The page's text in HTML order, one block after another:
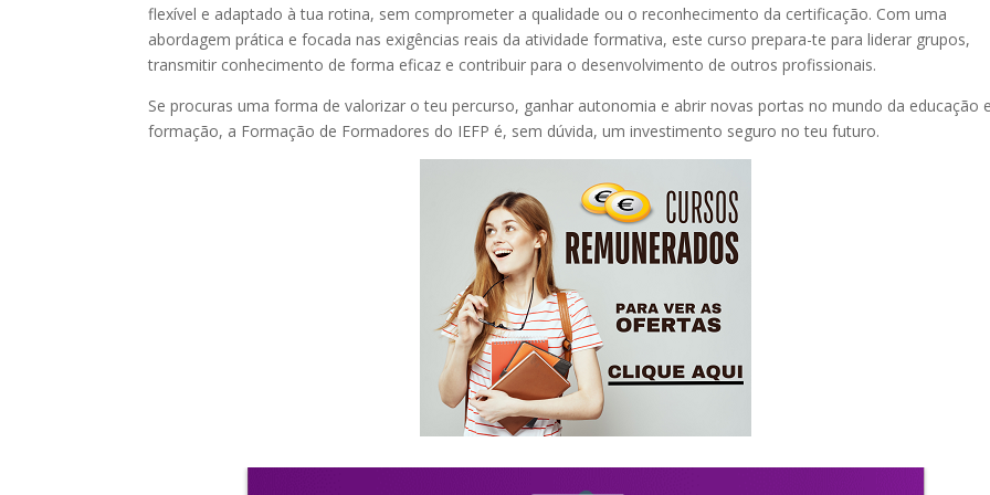
flexível e adaptado à tua rotina, sem comprometer a qualidade ou o reconhecimento da certificação. Com uma
abordagem prática e focada nas exigências reais da atividade formativa, este curso prepara-te para liderar grupos,
transmitir conhecimento de forma eficaz e contribuir para o desenvolvimento de outros profissionais.
Se procuras uma forma de valorizar o teu percurso, ganhar autonomia e abrir novas portas no mundo da educação
formação, a Formação de Formadores do IEFP é, sem dúvida, um investimento seguro no teu futuro.